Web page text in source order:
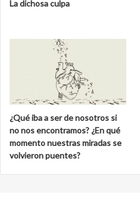
La dichosa culpa
¿Qué iba a ser de nosotros si
no nos encontramos? ¿En qué
momento nuestras miradas se
volvieron puentes?